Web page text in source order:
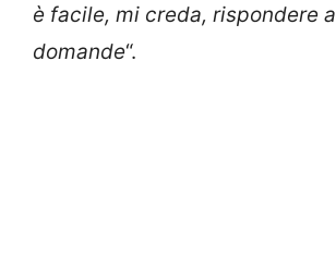
è facile, mi creda, rispondere
domande“.